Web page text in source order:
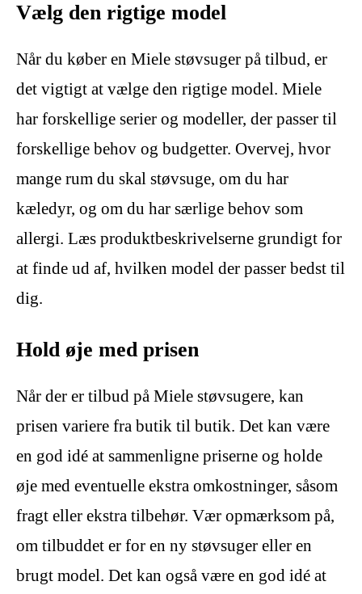
Vælg den rigtige model
Når du køber en Miele støvsuger på tilbud, er
det vigtigt at vælge den rigtige model. Miele
har forskellige serier og modeller, der passer til
forskellige behov og budgetter. Overvej, hvor
mange rum du skal støvsuge, om du har
kæledyr, og om du har særlige behov som
allergi. Læs produktbeskrivelserne grundigt for
at finde ud af, hvilken model der passer bedst til
dig.
Hold øje med prisen
Når der er tilbud på Miele støvsugere, kan
prisen variere fra butik til butik. Det kan være
en god idé at sammenligne priserne og holde
øje med eventuelle ekstra omkostninger, såsom
fragt eller ekstra tilbehør. Vær opmærksom på,
om tilbuddet er for en ny støvsuger eller en
brugt model. Det kan også være en god idé at